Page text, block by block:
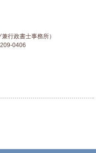
行政書士事務所）
0406